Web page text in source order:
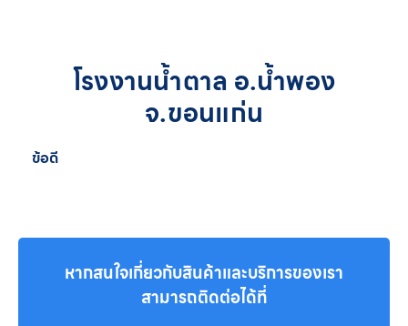
โรงงานน้ำตาล อ.น้ำพอง
จ.ขอนแก่น
ข้อดี
หากสนใจเกี่ยวกับสินค้าและบริการของเรา
สามารถติดต่อได้ที่